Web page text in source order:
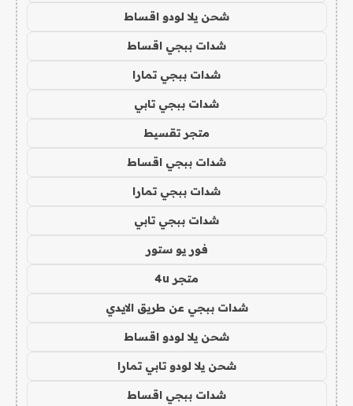
شحن يلا لودو اقساط
شدات ببجي اقساط
شدات ببجي تمارا
شدات ببجي تابي
متجر تقسيط
شدات ببجي اقساط
شدات ببجي تمارا
شدات ببجي تابي
فور يو ستور
متجر 4u
شدات ببجي عن طريق الايدي
شحن يلا لودو اقساط
شحن يلا لودو تابي تمارا
شدات ببجي اقساط